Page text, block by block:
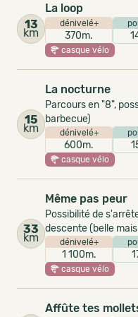
13
km
La loop
dénivelé+
370m.
casque vélo
15
km
La nocturne
Parcours en "8",
barbecue)
dénivelé+
600m.
casque vélo
33
km
Même pas peur
Possibilité de
descente (belle
dénivelé+
1 100m.
casque vélo
Affûte tes